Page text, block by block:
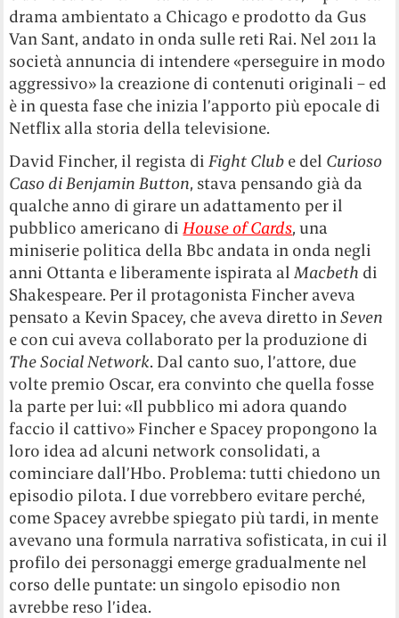
drama ambientato a Chicago e prodotto da Gus
Van Sant, andato in onda sulle reti Rai. Nel 2011 la
società annuncia di intendere «perseguire in modo
aggressivo» la creazione di contenuti originali – ed
è in questa fase che inizia l’apporto più epocale di
Netflix alla storia della televisione.
David Fincher, il regista di Fight Club e del Curioso
Caso di Benjamin Button, stava pensando già da
qualche anno di girare un adattamento per il
pubblico americano di House of Cards, una
miniserie politica della Bbc andata in onda negli
anni Ottanta e liberamente ispirata alMacbeth di
Shakespeare. Per il protagonista Fincher aveva
pensato a Kevin Spacey, che aveva diretto inSeven
e con cui aveva collaborato per la produzione di
The Social Network. Dal canto suo, l’attore, due
volte premio Oscar, era convinto che quella fosse
la parte per lui: «Il pubblico mi adora quando
faccio il cattivo» Fincher e Spacey propongono la
loro idea ad alcuni network consolidati, a
cominciare dall’Hbo. Problema: tutti chiedono un
episodio pilota. I due vorrebbero evitare perché,
come Spacey avrebbe spiegato più tardi, in mente
avevano una formula narrativa sofisticata, in cui il
profilo dei personaggi emerge gradualmente nel
corso delle puntate: un singolo episodio non
avrebbe reso l’idea.